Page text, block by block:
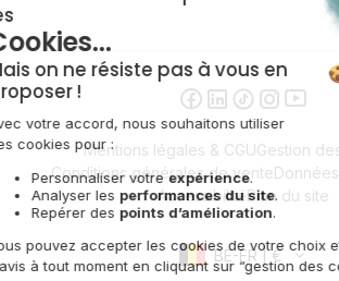
Mentions légales & CGUGestion
Conditions générales de vente
AccessibilitéPlan du site
BE-FR | €